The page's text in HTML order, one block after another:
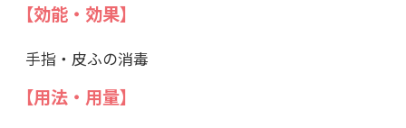
【効能・効果】
手指・皮ふの消毒
【用法・用量】